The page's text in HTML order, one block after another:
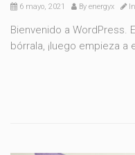
6 mayo, 2021 By energyx In
Bienvenido a WordPress.
bórrala, ¡luego empieza a